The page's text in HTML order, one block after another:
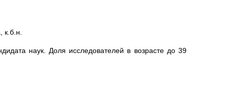
к.б.н.
наук. Доля исследователей в возрасте до 39